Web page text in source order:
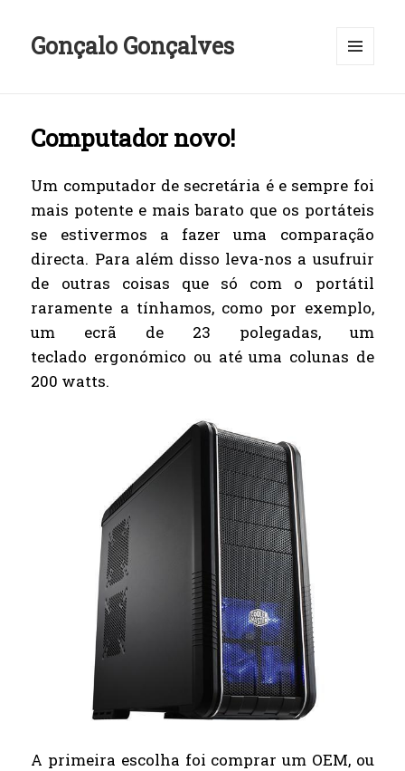
Gonçalo Gonçalves
Computador novo!
Um computador de secretária é e sempre foi
mais potente e mais barato que os portáteis
se estivermos a fazer uma comparação
directa. Para além disso leva-nos a usufruir
de outras coisas que só com o portátil
raramente a tínhamos, como por exemplo,
um ecrã de 23 polegadas, um
teclado ergonómico ou até uma colunas de
200 watts.
A primeira escolha foi comprar um OEM, ou